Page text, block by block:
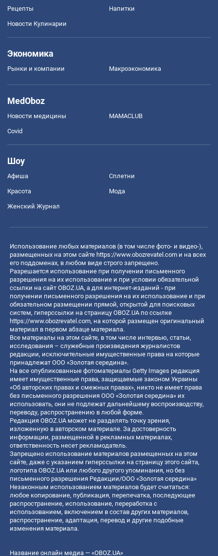
Рецепты Напитки
Новости Кулинарии
Экономика
Рынки и компании Mакроэкономика
MedOboz
Новости медицины MAMACLUB
Covid
Шоу
Афиша Сплетни
Красота Мода
Женский Журнал
Использование любых материалов (в том числе фото- и видео-),
размещенных на этом сайте https://www.obozrevatel.com и на всех
его поддоменах, в любом виде строго запрещено.
Разрешается использование при получении письменного
разрешения на их использование и при условии обязательной
ссылки на сайт OBOZ.UA, а для интернет-изданий - при
получении письменного разрешения на их использование и при
обязательном размещении прямой, открытой для поисковых
систем, гиперссылки на страницу OBOZ.UA по ссылке
https://www.obozrevatel.com, на которой размещен оригинальный
материал в первом абзаце материала.
Все материалы на этом сайте, в том числе интервью, статьи,
исследования – служебные произведения журналистов
редакции, исключительные имущественные права на которые
принадлежат ООО «Золотая середина».
На все опубликованные фотоматериалы Getty Images редакция
имеет имущественные права, защищаемые законом Украины
«Об авторских правах и смежных правах», никто не имеет права
без письменного разрешения ООО «Золотая середина» их
использовать, они не подлежат дальнейшему воспроизводству,
переводу, распространению в любой форме.
Редакция OBOZ.UA может не разделять точку зрения,
изложенную в авторском материале. За достоверность
информации, размещенной в рекламных материалах,
ответственность несет рекламодатель.
Запрещено использование материалов размещенных на этом
сайте, даже с указанием гиперссылки на страницу этого сайта,
логотипа OBOZ.UA или любого другого упоминания, но без
письменного разрешения Редакции/ООО «Золотая середина»
Незаконным использованием материалов будет считаться:
любое копирование, публикация, перепечатка, последующее
распространение, использование, переработка с
использованием, включением в состав других материалов,
распространение, адаптация, перевод и другие подобные
изменения материала.
Название онлайн медиа — «OBOZ.UA»